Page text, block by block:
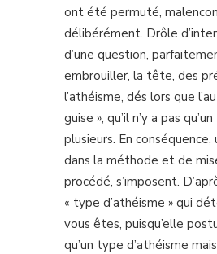
ont été permuté,
délibérément. Drôle
d’une question,
embrouiller, la tête, des
l’athéisme, dés lors que
guise », qu’il n’y a pas
plusieurs. En
dans la méthode et de
procédé, s’imposent.
« type d’athéisme » qui
vous êtes, puisqu’elle
qu’un type d’athéisme